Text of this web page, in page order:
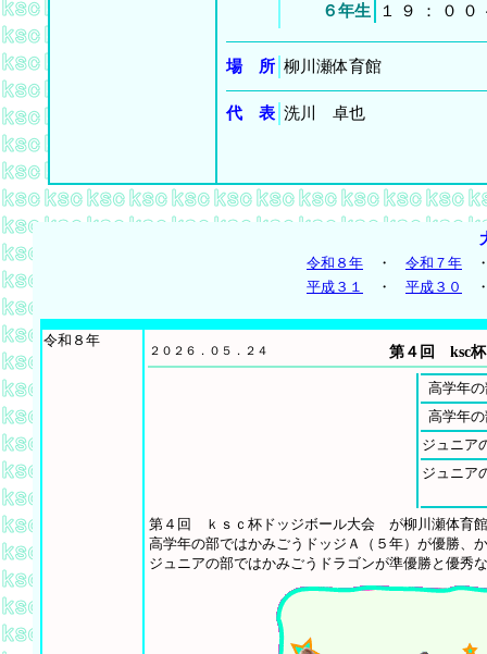
６年生
１ ９ ： ０ ０
場 所 柳川瀬体育館
代 表 洗川 卓也
令和８年 ・ 令和７年
平成３１
・ 平成３０
令和８年
２０２６．０５．２４ 第４回 ksc杯
高学年
高学年
ジュニア
ジュニア
第４回 ｋｓｃ杯ドッジボール大会 が柳川瀬体育
高学年の部ではかみごうドッジＡ（５年）が優勝、
ジュニアの部ではかみごうドラゴンが準優勝と優秀